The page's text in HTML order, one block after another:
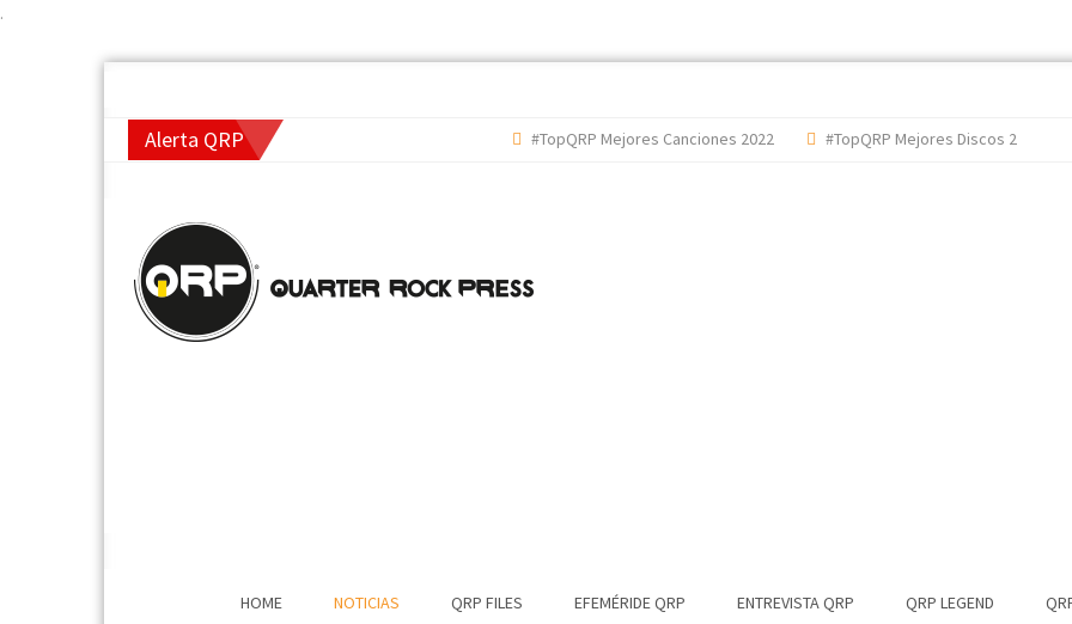
.
Alerta QRP #TopQRP Mejores Canciones 2022 #TopQRP Mejores Discos 2022
HOME NOTICIAS QRP FILES EFEMÉRIDE QRP ENTREVISTA QRP QRP LEGEND